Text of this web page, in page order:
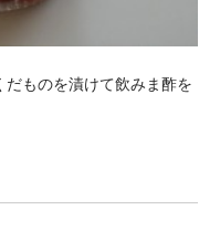
ものを漬けて飲みま酢を